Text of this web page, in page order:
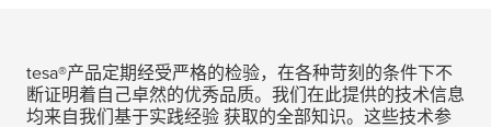
tesa®产品定期经受严格的检验，在各种苛刻的条件下不
断证明着自己卓然的优秀品质。我们在此提供的技术信息
均来自我们基于实践经验 获取的全部知识。这些技术参